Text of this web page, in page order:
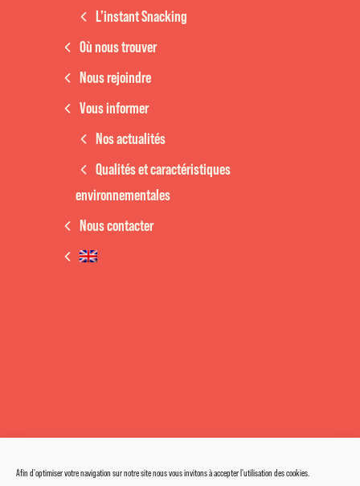
Afin d'optimiser votre navigation sur notre site nous vous invitons à accepter l'utilisation des cookies.
L’instant Snacking
Où nous trouver
Nous rejoindre
Vous informer
Nos actualités
Qualités et caractéristiques
environnementales
Nous contacter